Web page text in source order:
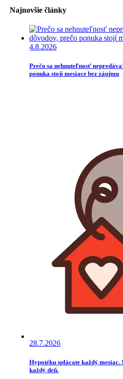
Najnovšie články
4.8.2026
Prečo sa nehnuteľnosť
ponuka stojí mesiace bez záujmu
28.7.2026
Hypotéku splácate každý
každý deň.